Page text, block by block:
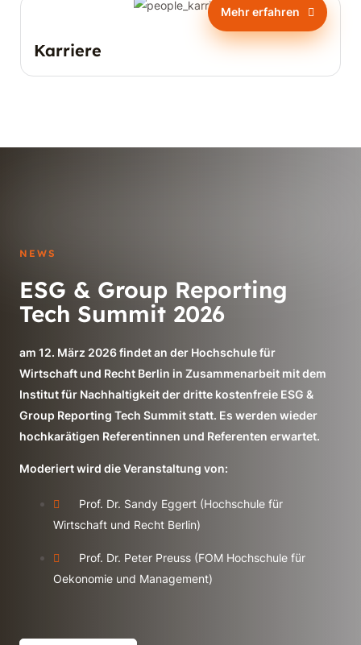
Mehr erfahren
Karriere
NEWS
ESG & Group Reporting
Tech Summit 2026
am 12. März 2026 findet an der Hochschule für
Wirtschaft und Recht Berlin in Zusammenarbeit mit dem
Institut für Nachhaltigkeit der dritte kostenfreie ESG &
Group Reporting Tech Summit statt. Es werden wieder
hochkarätigen Referentinnen und Referenten erwartet.
Moderiert wird die Veranstaltung von:
Prof. Dr. Sandy Eggert (Hochschule für
Wirtschaft und Recht Berlin)
Prof. Dr. Peter Preuss (FOM Hochschule für
Oekonomie und Management)